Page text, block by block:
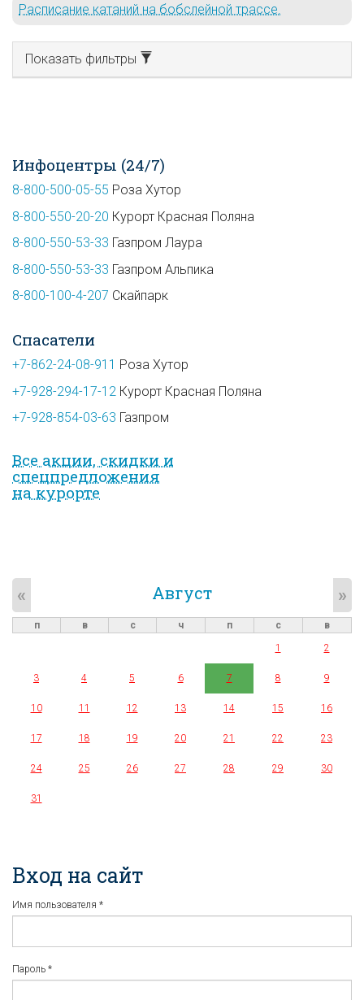
Расписание катаний на бобслейной трассе.
Показать фильтры
Инфоцентры (24/7)
8-800-500-05-55 Роза Хутор
8-800-550-20-20 Курорт Красная Поляна
8-800-550-53-33 Газпром Лаура
8-800-550-53-33 Газпром Альпика
8-800-100-4-207 Скайпарк
Спасатели
+7-862-24-08-911 Роза Хутор
+7-928-294-17-12 Курорт Красная Поляна
+7-928-854-03-63 Газпром
Все акции, скидки и
спец­предложе­ния
на курорте
Август
« »
п в с ч п с
в
1
2
3 4 5 6 7 8 9
10 11 12 13 14 15 16
17 18 19 20 21 22 23
24 25 26 27 28 29 30
31
Вход на сайт
Имя пользователя *
Пароль *